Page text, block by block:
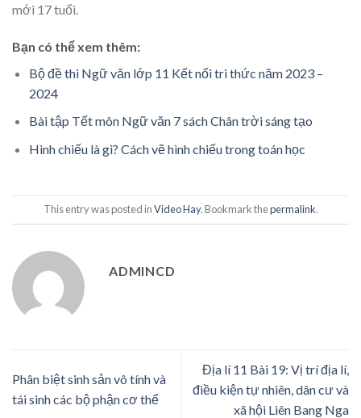
mới 17 tuổi.
Bạn có thể xem thêm:
Bộ đề thi Ngữ văn lớp 11 Kết nối tri thức năm 2023 –
2024
Bài tập Tết môn Ngữ văn 7 sách Chân trời sáng tạo
Hình chiếu là gì? Cách vẽ hình chiếu trong toán học
This entry was posted inVideo Hay. Bookmark thepermalink.
ADMINCD
Phân biệt sinh sản vô tính và
tái sinh các bộ phận cơ thể
Địa lí 11 Bài 19: Vị trí địa lí,
điều kiện tự nhiên, dân cư và
xã hội Liên Bang Nga